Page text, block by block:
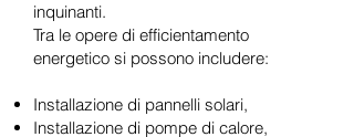
inquinanti.
Tra le opere di efficientamento
energetico si possono includere:
Installazione di pannelli solari,
Installazione di pompe di calore,